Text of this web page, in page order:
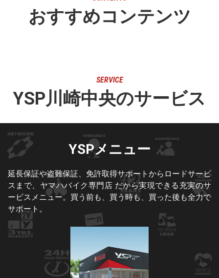
おすすめコンテンツ
SERVICE
YSP川崎中央のサービス
YSPメニュー
延長保証や盗難保証、免許取得サポートからロードサービ
スまで、ヤマハバイク専門店 だから実現できる充実のサ
ービスメニュー。買う前も、買う時も、買った後も全力で
サポート。